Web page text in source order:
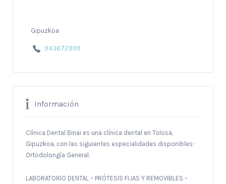
Gipuzkoa
943672999
Información
Clínica Dental Binai es una clínica dental en Tolosa,
Gipuzkoa, con las siguientes especialidades disponibles:
Ortodolongía General.
LABORATORIO DENTAL – PRÓTESIS FIJAS Y REMOVIBLES –